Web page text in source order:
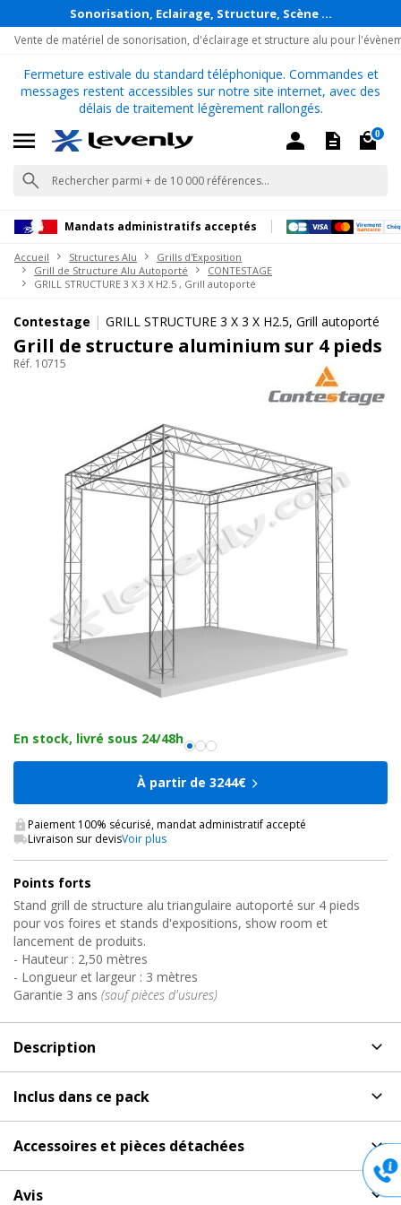
Sonorisation, Eclairage, Structure, Scène ...
Vente de matériel de sonorisation, d'éclairage et structure alu pour
Fermeture estivale du standard téléphonique. Commandes et
messages restent accessibles sur notre site internet, avec des
délais de traitement légèrement rallongés.
0
Mandats administratifs acceptés
Accueil Structures Alu
Grills d'Exposition
Grill de Structure Alu Autoporté
CONTESTAGE
GRILL STRUCTURE 3 X 3 X H2.5 , Grill autoporté
Contestage | GRILL STRUCTURE 3 X 3 X H2.5, Grill autoporté
Grill de structure aluminium sur 4 pieds
Réf. 10715
En stock, livré sous 24/48h
À partir de 3244€
Paiement 100% sécurisé, mandat administratif accepté
Livraison sur devisVoir plus
Points forts
Stand grill de structure alu triangulaire autoporté sur 4 pieds
pour vos foires et stands d'expositions, show room et
lancement de produits.
- Hauteur : 2,50 mètres
- Longueur et largeur : 3 mètres
Garantie 3 ans (sauf pièces d'usures)
Description
H2.5 Contestage
Pack complet grill technique salle de spectacle
Un grill autoporté compact et robuste pour vos installations
Inclus dans ce pack
Accessoires et pièces détachées
GRILL STRUCTURE 3 X 3 X H2.5 Contestage
Avis